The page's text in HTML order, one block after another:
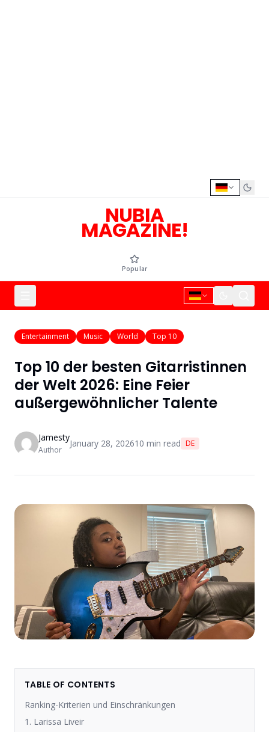
NUBIA
MAGAZINE!
Popular
Entertainment Music World Top 10
Top 10 der besten Gitarristinnen
der Welt 2026: Eine Feier
außergewöhnlicher Talente
Jamesty
Author
January 28, 202610 min read DE
TABLE OF CONTENTS
Ranking-Kriterien und Einschränkungen
1. Larissa Liveir